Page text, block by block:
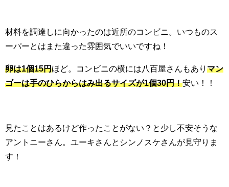
材料を調達しに向かったのは近所のコンビニ。いつものス
ーパーとはまた違った雰囲気でいいですね！
卵は1個15円ほど。コンビニの横には八百屋さんもあり マン
ゴーは手のひらからはみ出るサイズが1個30円！安い！！
見たことはあるけど作ったことがない？と少し不安そうな
アントニーさん。ユーキさんとシンノスケさんが見守りま
す！